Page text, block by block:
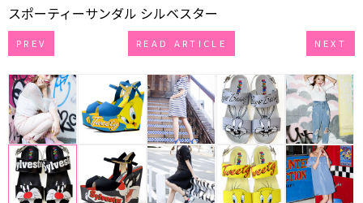
スポーティーサンダル シルベスター
PREV READ ARTICLE NEXT